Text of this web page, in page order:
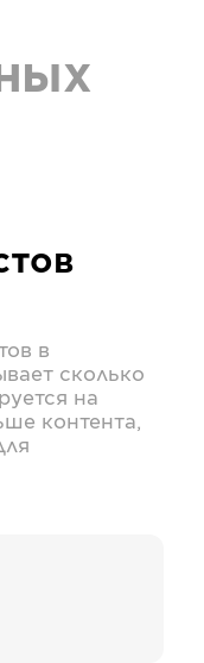
в
сколько
на
контента,